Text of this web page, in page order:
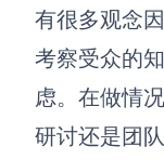
有很多观念
考察受众的
虑。在做情
研讨还是团